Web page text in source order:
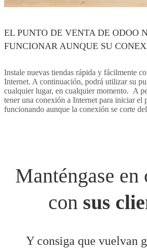
EL PUNTO DE VENTA DE ODOO
FUNCIONAR AUNQUE SU
Instale nuevas tiendas rápida y fácilmente
Internet. A continuación, podrá utilizar su
cualquier lugar, en cualquier momento. A
tener una conexión a Internet para iniciar el
funcionando aunque la conexión se corte
Manténgase en
con sus
Y consiga que vuelvan